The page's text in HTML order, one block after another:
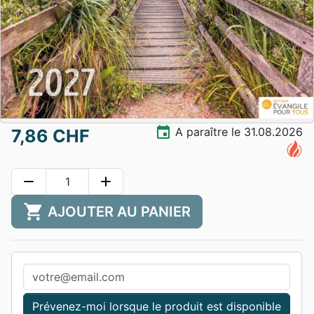
7,86 CHF event A paraître le 31.08.2026
remove add
shopping_cart AJOUTER AU PANIER
Prévenez-moi lorsque le produit est disponible